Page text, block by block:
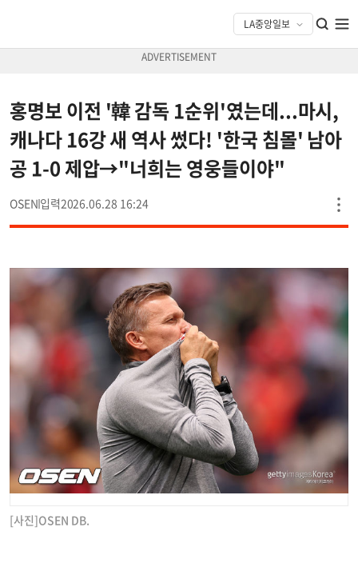
홍명보 이전 '韓 감독 1순위'였는데...마시,
캐나다 16강 새 역사 썼다! '한국 침몰' 남아
공 1-0 제압→"너희는 영웅들이야"
OSEN 2026.06.28 16:24
[사진]OSEN DB.